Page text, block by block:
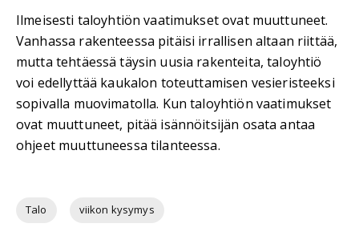
Ilmeisesti taloyhtiön vaatimukset ovat muuttuneet.
Vanhassa rakenteessa pitäisi irrallisen altaan riittää,
mutta tehtäessä täysin uusia rakenteita, taloyhtiö
voi edellyttää kaukalon toteuttamisen vesieristeeksi
sopivalla muovimatolla. Kun taloyhtiön vaatimukset
ovat muuttuneet, pitää isännöitsijän osata antaa
ohjeet muuttuneessa tilanteessa.
Talo viikon kysymys